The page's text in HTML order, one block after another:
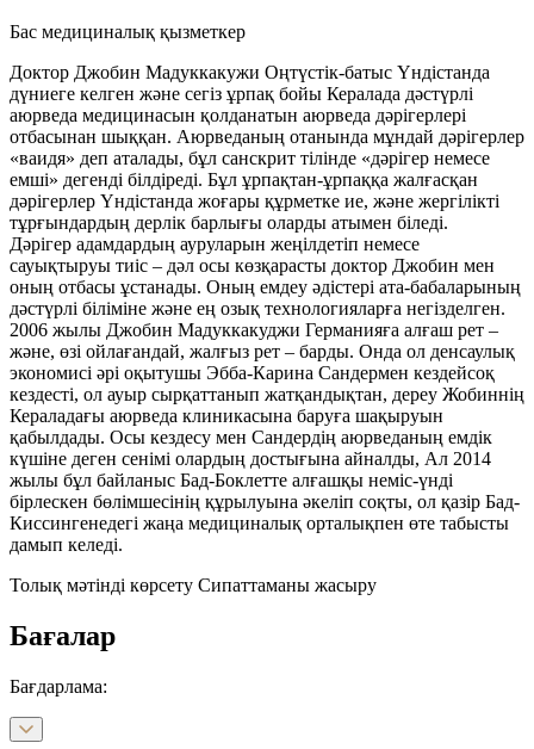
Бас медициналық қызметкер
Доктор Джобин Мадуккакужи Оңтүстік-батыс Үндістанда
дүниеге келген және сегіз ұрпақ бойы Кералада дәстүрлі
аюрведа медицинасын қолданатын аюрведа дәрігерлері
отбасынан шыққан. Аюрведаның отанында мұндай дәрігерлер
«ваидя» деп аталады, бұл санскрит тілінде «дәрігер немесе
емші» дегенді білдіреді. Бұл ұрпақтан-ұрпаққа жалғасқан
дәрігерлер Үндістанда жоғары құрметке ие, және жергілікті
тұрғындардың дерлік барлығы оларды атымен біледі.
Дәрігер адамдардың ауруларын жеңілдетіп немесе
сауықтыруы тиіс – дәл осы көзқарасты доктор Джобин мен
оның отбасы ұстанады. Оның емдеу әдістері ата-бабаларының
дәстүрлі біліміне және ең озық технологияларға негізделген.
2006 жылы Джобин Мадуккакуджи Германияға алғаш рет –
және, өзі ойлағандай, жалғыз рет – барды. Онда ол денсаулық
экономисі әрі оқытушы Эбба-Карина Сандермен кездейсоқ
кездесті, ол ауыр сырқаттанып жатқандықтан, дереу Жобиннің
Кераладағы аюрведа клиникасына баруға шақыруын
қабылдады. Осы кездесу мен Сандердің аюрведаның емдік
күшіне деген сенімі олардың достығына айналды, Ал 2014
жылы бұл байланыс Бад-Боклетте алғашқы неміс-үнді
бірлескен бөлімшесінің құрылуына әкеліп соқты, ол қазір Бад-
Киссингенедегі жаңа медициналық орталықпен өте табысты
дамып келеді.
Толық мәтінді көрсету Сипаттаманы жасыру
Бағалар
Бағдарлама: